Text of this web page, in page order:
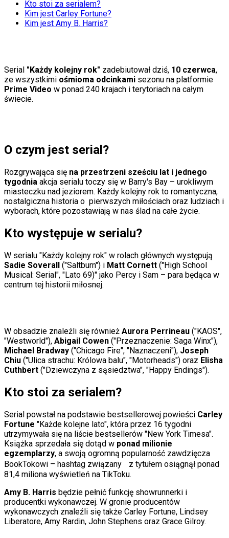
Porady
Święta
Sport
Kolarstwo
Koszykówka
Lekkoatletyka
Nostalgia
Wtedy się działo
Ogród
Gotowanie
Porady
Przepisy
Podróże
Polska
Europa
Świat
Moja szkoła
Pogoda
Moto
Quizy
Nieruchomości
Budowa i remont
Architektura i design
Kupno i wynajem
Film
Premiery
Rozrywka
Technologia
Aktualności
Aplikacje mobilne
Gry
Internet
Nauka
Programy
Sprzęt
Muzyka
Aktualności
Koncerty
Kto stoi za serialem?
Kim jest Carley Fortune?
Kim jest Amy B. Harris?
Serial "Każdy kolejny rok" zadebiutował dziś, 10 czerwca,
ze wszystkimi ośmioma odcinkami sezonu na platformie
Prime Video w ponad 240 krajach i terytoriach na całym
świecie.
O czym jest serial?
Rozgrywająca się na przestrzeni sześciu lat i jednego
tygodnia akcja serialu toczy się w Barry's Bay – urokliwym
miasteczku nad jeziorem. Każdy kolejny rok to romantyczna,
nostalgiczna historia o pierwszych miłościach oraz ludziach i
wyborach, które pozostawiają w nas ślad na całe życie.
Kto występuje w serialu?
W serialu "Każdy kolejny rok" w rolach głównych występują
Sadie Soverall ("Saltburn") i Matt Cornett ("High School
Musical: Serial", "Lato 69)" jako Percy i Sam – para będąca w
centrum tej historii miłosnej.
W obsadzie znaleźli się również Aurora Perrineau ("KAOS",
"Westworld"), Abigail Cowen ("Przeznaczenie: Saga Winx"),
Michael Bradway ("Chicago Fire", "Naznaczeni"), Joseph
Chiu ("Ulica strachu: Królowa balu", "Motorheads") oraz Elisha
Cuthbert ("Dziewczyna z sąsiedztwa", "Happy Endings").
Kto stoi za serialem?
Serial powstał na podstawie bestsellerowej powieści Carley
Fortune "Każde kolejne lato", która przez 16 tygodni
utrzymywała się na liście bestsellerów "New York Timesa".
Książka sprzedała się dotąd w ponad milionie
egzemplarzy, a swoją ogromną popularność zawdzięcza
BookTokowi – hashtag związany z tytułem osiągnął ponad
81,4 miliona wyświetleń na TikToku.
Amy B. Harris będzie pełnić funkcję showrunnerki i
producentki wykonawczej. W gronie producentów
wykonawczych znaleźli się także Carley Fortune, Lindsey
Liberatore, Amy Rardin, John Stephens oraz Grace Gilroy.